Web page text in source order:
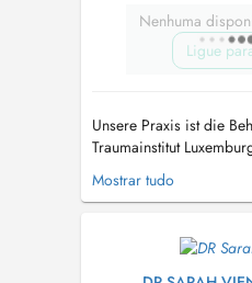
Nenhuma
Ligue
Unsere Praxis ist die
Traumainstitut
psychotherapeutische
breites Spektrum an
liegt auf der
belastende oder
erfahren haben sei...
Mostrar tudo